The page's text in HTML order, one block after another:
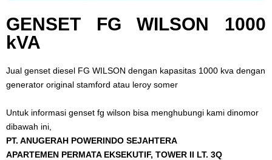
GENSET FG WILSON 1000
kVA
Jual genset diesel FG WILSON dengan kapasitas 1000 kva dengan
generator original stamford atau leroy somer
Untuk informasi genset fg wilson bisa menghubungi kami dinomor
dibawah ini,
PT. ANUGERAH POWERINDO SEJAHTERA
APARTEMEN PERMATA EKSEKUTIF, TOWER II LT. 3Q